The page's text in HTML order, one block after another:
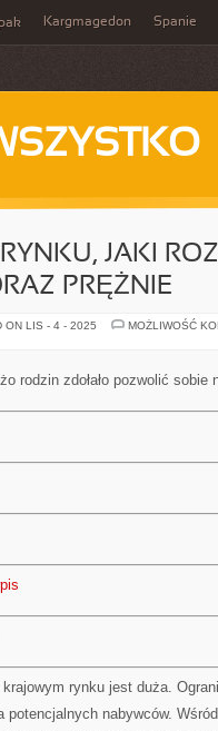
Kargmagedon Spanie
JAKI
PRĘŻNIE
ON LIS - 4 - 2025
MOŻLIWOŚĆ
rodzin zdołało pozwolić sobie
rynku jest duża.
potencjalnych nabywców.